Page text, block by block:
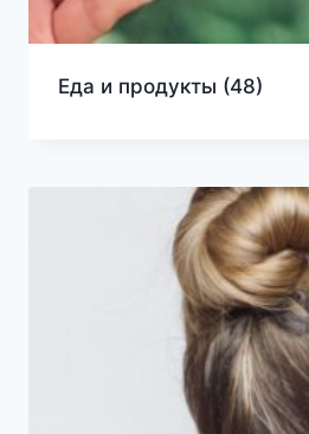
Еда и продукты (48)